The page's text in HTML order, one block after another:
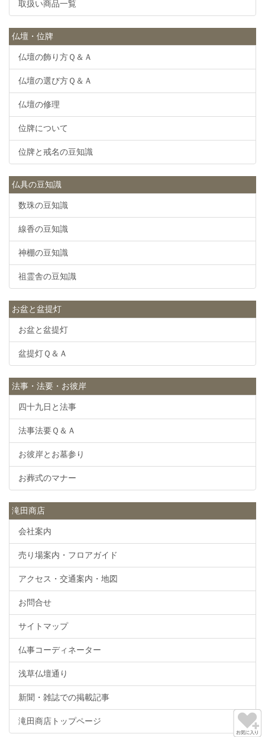
取扱い商品一覧
仏壇・位牌
仏壇の飾り方Ｑ＆Ａ
仏壇の選び方Ｑ＆Ａ
仏壇の修理
位牌について
位牌と戒名の豆知識
仏具の豆知識
数珠の豆知識
線香の豆知識
神棚の豆知識
祖霊舎の豆知識
お盆と盆提灯
お盆と盆提灯
盆提灯Ｑ＆Ａ
法事・法要・お彼岸
四十九日と法事
法事法要Ｑ＆Ａ
お彼岸とお墓参り
お葬式のマナー
滝田商店
会社案内
売り場案内・フロアガイド
アクセス・交通案内・地図
お問合せ
サイトマップ
仏事コーディネーター
浅草仏壇通り
新聞・雑誌での掲載記事
滝田商店トップページ